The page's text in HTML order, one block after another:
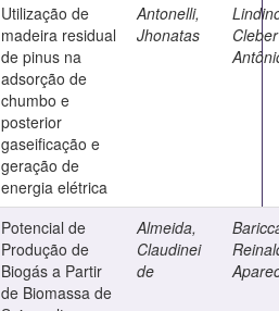
Utilização de
madeira residual
de pinus na
adsorção de
chumbo e
posterior
gaseificação e
geração de
energia elétrica
Antonelli,
Jhonatas
Cleber
Potencial de
Produção de
Biogás a Partir
de Biomassa de
Almeida,
Claudinei
de